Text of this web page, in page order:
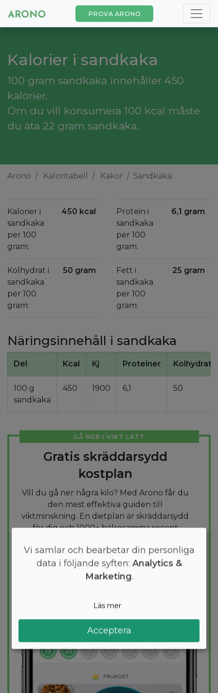
PROVA ARONO
Kalorier i sandkaka
100 gram sandkaka innehåller 450
kalorier.
Om du vill konsumera 100 kcal måste
du äta 22 gram sandkaka.
Arono Kaloritabell Kakor Sandkaka
Kalorier i
sandkaka
per 100
gram:
450 kcal
Kolhydrat i
sandkaka
per 100
gram:
50 gram
Protein i
sandkaka
per 100
gram:
6,1 gram
Fett i
sandkaka
per 100
gram:
25 gram
Näringsinnehåll i sandkaka
Del Kcal Kj Proteiner
100 g
sandkaka
450 1900 6,1 50
GÅ NER I VIKT LÄTT
Gratis skräddarsydd
kostplan
Vill du gå ner några kilo? Med Arono får du
den mest effektiva guiden till
viktminskning. En dietplan är skräddarsydd
för dig och 1000+ hälsosamma recept
kalorimål varje dag.
PROVAGRATIS
Vi samlar och bearbetar din personliga
data i följande syften: Analytics &
Marketing.
Läs mer
Acceptera